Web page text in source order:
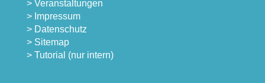
> Veranstaltungen
> Impressum
> Datenschutz
> Sitemap
> Tutorial (nur intern)